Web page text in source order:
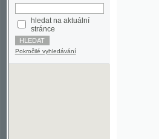
Pokročilé vyhledávání